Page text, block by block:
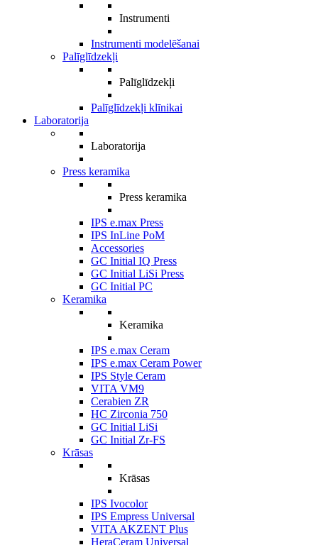
Instrumenti
Instrumenti modelēšanai
Palīglīdzekļi
Palīglīdzekļi
Palīglīdzekļi klīnikai
Laboratorija
Laboratorija
Press keramika
Press keramika
IPS e.max Press
IPS InLine PoM
Accessories
GC Initial IQ Press
GC Initial LiSi Press
GC Initial PC
Keramika
Keramika
IPS e.max Ceram
IPS e.max Ceram Power
IPS Style Ceram
VITA VM9
Cerabien ZR
HC Zirconia 750
GC Initial LiSi
GC Initial Zr-FS
Krāsas
Krāsas
IPS Ivocolor
IPS Empress Universal
VITA AKZENT Plus
HeraCeram Universal